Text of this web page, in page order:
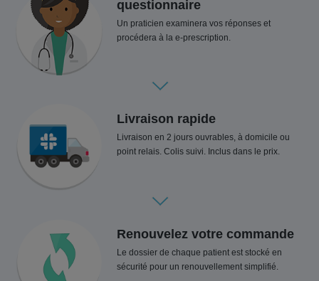
questionnaire
Un praticien examinera vos réponses et
procédera à la e-prescription.
Livraison rapide
Livraison en 2 jours ouvrables, à domicile ou
point relais. Colis suivi. Inclus dans le prix.
Renouvelez votre commande
Le dossier de chaque patient est stocké en
sécurité pour un renouvellement simplifié.